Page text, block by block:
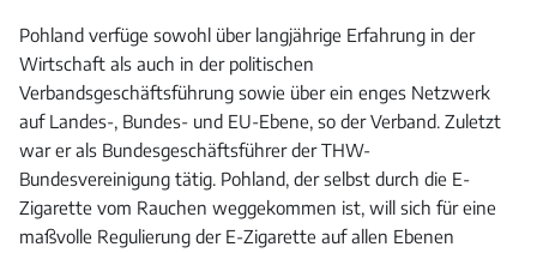
Pohland verfüge sowohl über langjährige Erfahrung in der
Wirtschaft als auch in der politischen
Verbandsgeschäftsführung sowie über ein enges Netzwerk
auf Landes-, Bundes- und EU-Ebene, so der Verband. Zuletzt
war er als Bundesgeschäftsführer der THW-
Bundesvereinigung tätig. Pohland, der selbst durch die E-
Zigarette vom Rauchen weggekommen ist, will sich für eine
maßvolle Regulierung der E-Zigarette auf allen Ebenen